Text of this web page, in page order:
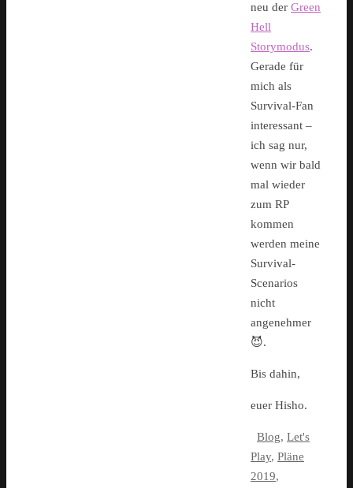
neu der Green
Hell
Storymodus.
Gerade für
mich als
Survival-Fan
interessant –
ich sag nur,
wenn wir bald
mal wieder
zum RP
kommen
werden meine
Survival-
Scenarios
nicht
angenehmer
😈.
Bis dahin,
euer Hisho.
Blog, Let's
Play, Pläne
2019,